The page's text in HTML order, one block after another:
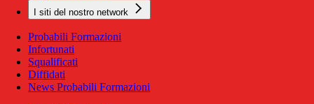
I siti del nostro network
Probabili Formazioni
Infortunati
Squalificati
Diffidati
News Probabili Formazioni